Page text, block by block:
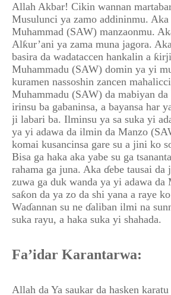
Allah Akbar! Cikin wannan
Musulunci ya zamo addininmu. Aka
Muhammad (SAW) manzaonmu.
Alƙur’ani ya zama muna jagora.
basira da wadataccen hankalin a
Muhammadu (SAW) domin ya yi
kuramen nassoshin zancen
Muhammadu (SAW) da mabiyan da
irinsu ba gabaninsa, a bayansa har
ji labari ba. Ilminsu ya sa suka yi
ya yi adawa da ilmin da Manzo
komai kusancinsa gare su a jini ko
Bisa ga haka aka yabe su ga
rahama ga juna. Aka ɗebe tausai da
zuwa ga duk wanda ya yi adawa da
saƙon da ya zo da shi yana a raye
Waɗannan su ne ɗaliban ilmi na
suka rayu, a haka suka yi shahada.
Fa’idar Karantarwa:
Allah da Ya saukar da hasken